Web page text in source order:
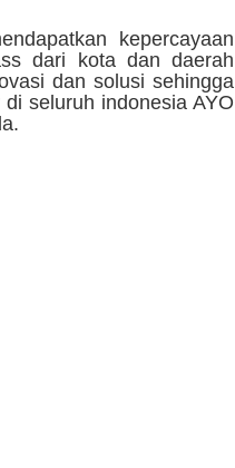
kepercayaan
dari kota dan daerah
dan solusi sehingga
seluruh indonesia AYO